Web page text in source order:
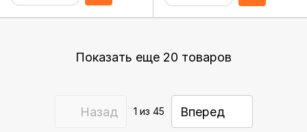
Показать еще 20 товаров
Назад 1 из 45 Вперед